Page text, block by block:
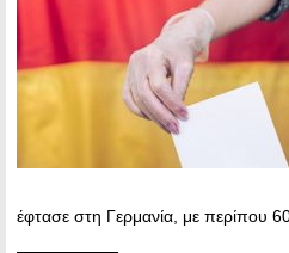
έφτασε στη Γερμανία, με περίπου